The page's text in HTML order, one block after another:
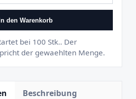
den Warenkorb
bei 100 Stk.. Der
der gewaehlten Menge.
Beschreibung